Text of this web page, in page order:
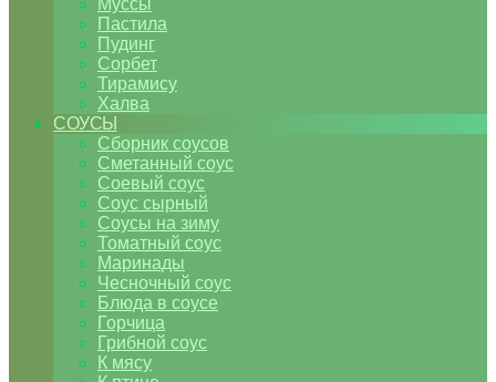
Муссы
Пастила
Пудинг
Сорбет
Тирамису
Халва
СОУСЫ
Сборник соусов
Сметанный соус
Соевый соус
Соус сырный
Соусы на зиму
Томатный соус
Маринады
Чесночный соус
Блюда в соусе
Горчица
Грибной соус
К мясу